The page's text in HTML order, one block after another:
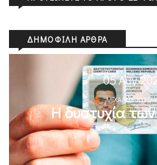
ΔΗΜΟΦΙΛΉ ΆΡΘΡΑ
05 Αυγ
ΜΙΧΆΛΗΣ
Η δυστυχία